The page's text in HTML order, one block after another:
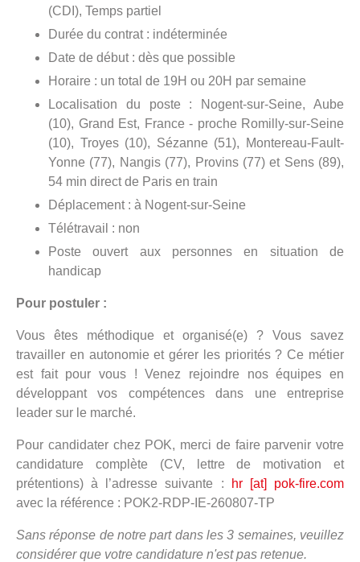
(CDI), Temps partiel
Durée du contrat : indéterminée
Date de début : dès que possible
Horaire : un total de 19H ou 20H par semaine
Localisation du poste : Nogent-sur-Seine, Aube
(10), Grand Est, France - proche Romilly-sur-Seine
(10), Troyes (10), Sézanne (51), Montereau-Fault-
Yonne (77), Nangis (77), Provins (77) et Sens (89),
54 min direct de Paris en train
Déplacement : à Nogent-sur-Seine
Télétravail : non
Poste ouvert aux personnes en situation de
handicap
Pour postuler :
Vous êtes méthodique et organisé(e) ? Vous savez
travailler en autonomie et gérer les priorités ? Ce métier
est fait pour vous ! Venez rejoindre nos équipes en
développant vos compétences dans une entreprise
leader sur le marché.
Pour candidater chez POK, merci de faire parvenir votre
candidature complète (CV, lettre de motivation et
prétentions) à l’adresse suivante :
hr [at] pok-fire.com
avec la référence : POK2-RDP-IE-260807-TP
Sans réponse de notre part dans les 3 semaines, veuillez
considérer que votre candidature n'est pas retenue.